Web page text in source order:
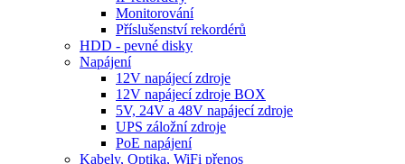
Monitorování
Příslušenství rekordérů
HDD - pevné disky
Napájení
12V napájecí zdroje
12V napájecí zdroje BOX
5V, 24V a 48V napájecí zdroje
UPS záložní zdroje
PoE napájení
Kabely, Optika, WiFi přenos